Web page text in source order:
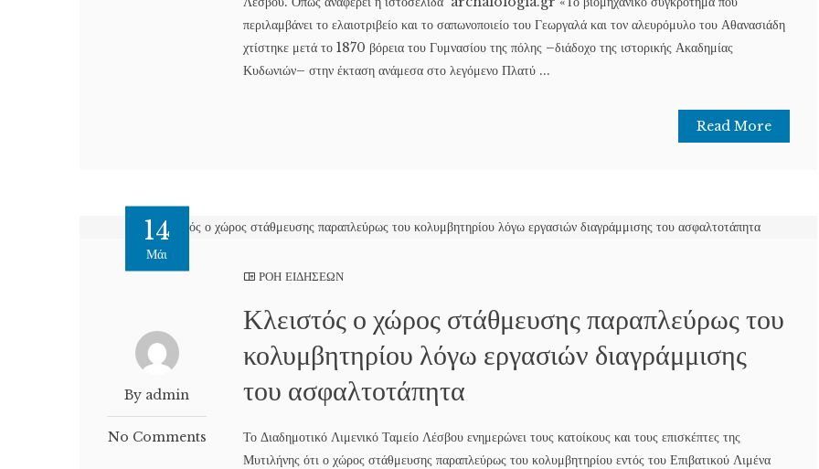
περιλαμβάνει το ελαιοτριβείο και το σαπωνοποιείο του Γεωργαλά και τον αλευρόμυλο του Αθανασιάδη
χτίστηκε μετά το 1870 βόρεια του Γυμνασίου της πόλης –διάδοχο της ιστορικής Ακαδημίας
Κυδωνιών– στην έκταση ανάμεσα στο λεγόμενο Πλατύ ...
Read More
14
Μάι
By admin
No Comments
ΡΟΗ ΕΙΔΗΣΕΩΝ
Κλειστός ο χώρος στάθμευσης παραπλεύρως του
κολυμβητηρίου λόγω εργασιών διαγράμμισης
του ασφαλτοτάπητα
Το Διαδημοτικό Λιμενικό Ταμείο Λέσβου ενημερώνει τους κατοίκους και τους επισκέπτες της
Μυτιλήνης ότι ο χώρος στάθμευσης παραπλεύρως του κολυμβητηρίου εντός του Επιβατικού Λιμένα